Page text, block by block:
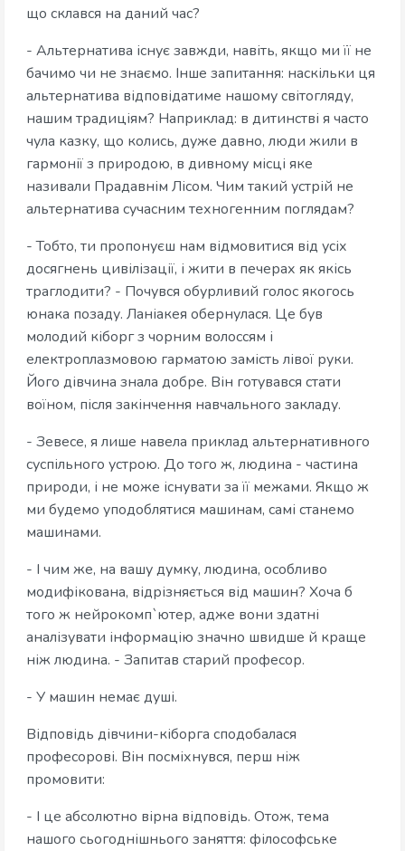
що склався на даний час?
- Альтернатива існує завжди, навіть, якщо ми її не
бачимо чи не знаємо. Інше запитання: наскільки ця
альтернатива відповідатиме нашому світогляду,
нашим традиціям? Наприклад: в дитинстві я часто
чула казку, що колись, дуже давно, люди жили в
гармонії з природою, в дивному місці яке
називали Прадавнім Лісом. Чим такий устрій не
альтернатива сучасним техногенним поглядам?
- Тобто, ти пропонуєш нам відмовитися від усіх
досягнень цивілізації, і жити в печерах як якісь
траглодити? - Почувся обурливий голос якогось
юнака позаду. Ланіакея обернулася. Це був
молодий кіборг з чорним волоссям і
електроплазмовою гарматою замість лівої руки.
Його дівчина знала добре. Він готувався стати
воїном, після закінчення навчального закладу.
- Зевесе, я лише навела приклад альтернативного
суспільного устрою. До того ж, людина - частина
природи, і не може існувати за її межами. Якщо ж
ми будемо уподоблятися машинам, самі станемо
машинами.
- І чим же, на вашу думку, людина, особливо
модифікована, відрізняється від машин? Хоча б
того ж нейрокомп`ютер, адже вони здатні
аналізувати інформацію значно швидше й краще
ніж людина. - Запитав старий професор.
- У машин немає душі.
Відповідь дівчини-кіборга сподобалася
професорові. Він посміхнувся, перш ніж
промовити:
- І це абсолютно вірна відповідь. Отож, тема
нашого сьогоднішнього заняття: філософське